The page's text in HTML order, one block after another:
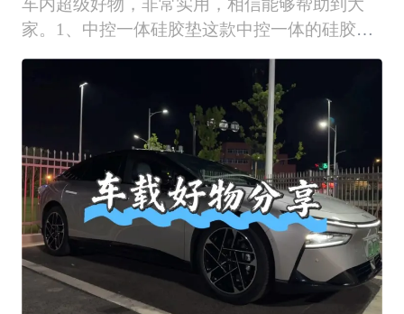
车内超级好物，非常实用，相信能够帮助到大
家。1、中控一体硅胶垫这款中控一体的硅胶垫
完全贴合车子的中控台，硅胶的材质，非常柔
软，而且跟车子内饰颜色一致，可以保护我们的
无线充电板不被磨损，而且不会影响手机正常充
电，硅胶垫在出风口位置预留的有空洞，不影响
手机充电时